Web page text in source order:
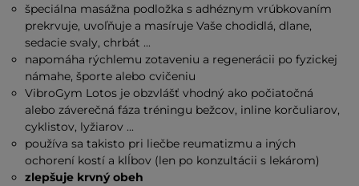
špeciálna masážna podložka s adhéznym vrúbkovaním
prekrvuje, uvoľňuje a masíruje Vaše chodidlá, dlane,
sedacie svaly, chrbát ...
napomáha rýchlemu zotaveniu a regenerácii po fyzickej
námahe, športe alebo cvičeniu
VibroGym Lotos je obzvlášť vhodný ako počiatočná
alebo záverečná fáza tréningu bežcov, inline korčuliarov,
cyklistov, lyžiarov ...
používa sa takisto pri liečbe reumatizmu a iných
ochorení kostí a klĺbov (len po konzultácii s lekárom)
zlepšuje krvný obeh